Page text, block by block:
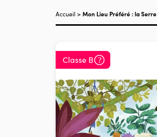
Accueil > Mon Lieu Préféré : la Serre
Classe B